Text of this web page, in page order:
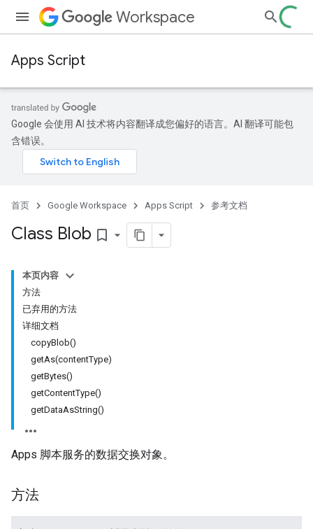
Workspace
Apps Script
Google 会使用 AI 技术将内容翻译成您偏好的语言。AI 翻译可能包
含错误。
首页 Google Workspace Apps Script 参考文档
Class Blob bookmark_border
本页内容
方法
已弃用的方法
详细文档
copyBlob()
getAs(contentType)
getBytes()
getContentType()
getDataAsString()
Apps 脚本服务的数据交换对象。
方法